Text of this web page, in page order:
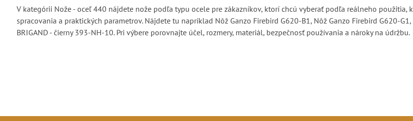
V kategórii Nože - oceľ 440 nájdete nože podľa typu ocele pre zákazníkov, ktorí chcú vyberať podľa reálneho použitia,
spracovania a praktických parametrov. Nájdete tu napríklad Nôž Ganzo Firebird G620-B1, Nôž Ganzo Firebird G620-
BRIGAND - čierny 393-NH-10. Pri výbere porovnajte účel, rozmery, materiál, bezpečnosť používania a nároky na údržbu.